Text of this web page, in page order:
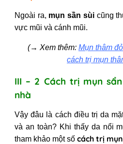
Ngoài ra, mụn sần sùi cũng
vực mũi và cánh mũi.
(→ Xem thêm: Mụn thâm
cách trị mụn
III – 2 Cách trị mụn
nhà
Vậy đâu là cách điều trị da
và an toàn? Khi thấy da nổi
tham khảo một số cách trị